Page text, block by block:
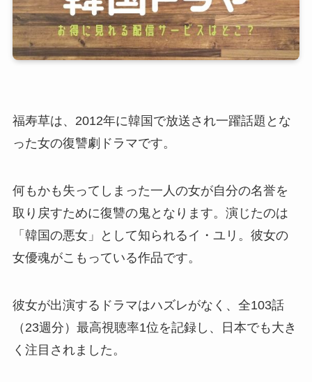
福寿草は、2012年に韓国で放送され一躍話題とな
った女の復讐劇ドラマです。
何もかも失ってしまった一人の女が自分の名誉を
取り戻すために復讐の鬼となります。演じたのは
「韓国の悪女」として知られるイ・ユリ。彼女の
女優魂がこもっている作品です。
彼女が出演するドラマはハズレがなく、全103話
（23週分）最高視聴率1位を記録し、日本でも大き
く注目されました。